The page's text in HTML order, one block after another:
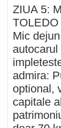
ZIUA 5:
Mic
admira:
optional,
capitale